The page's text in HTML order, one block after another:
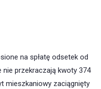
na spłatę odsetek od
nie przekraczają kwoty 374
mieszkaniowy zaciągnięty